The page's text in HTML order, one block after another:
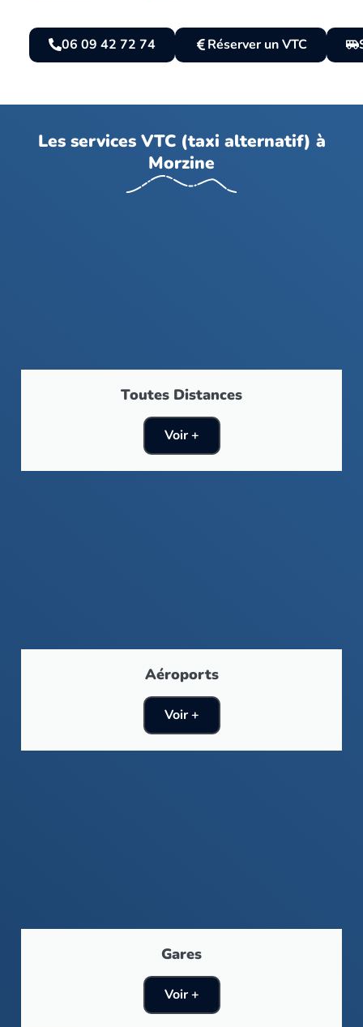
06 09 42 72 74 Réserver un VTC
Les services VTC (taxi alternatif) à
Morzine
Toutes Distances
Voir +
Aéroports
Voir +
Gares
Voir +